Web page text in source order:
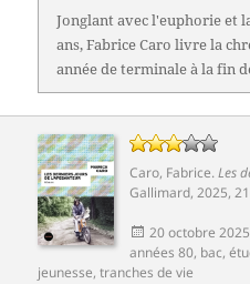
Jonglant avec l'euphorie et
ans, Fabrice Caro livre la
année de terminale à la fin
Caro, Fabrice.Les
Gallimard, 2025,
Publié
le
20 octobre 2025
années 80, bac,
jeunesse,tranches de vie